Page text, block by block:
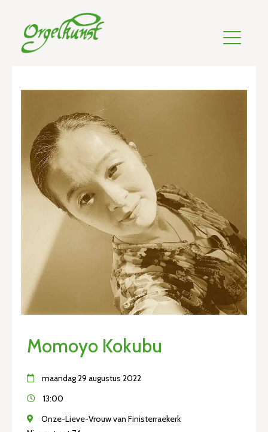
Momoyo Kokubu
maandag 29 augustus 2022
13:00
Onze-Lieve-Vrouw van Finisterraekerk